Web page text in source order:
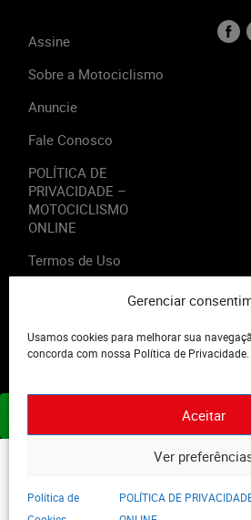
Gerenciar
Usamos cookies para melhorar sua
concorda com nossa Política de Privacidade.
Aceitar
Ver
Política de
POLÍTICA DE
Assine
Sobre a Motociclismo
Anuncie
Fale Conosco
POLÍTICA DE
PRIVACIDADE –
MOTOCICLISMO
ONLINE
Termos de Uso
2023 - Editora Motor Midia. Todos os
ASSINE JÁ